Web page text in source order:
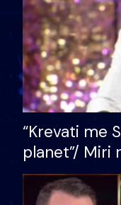
“Krevati me
planet”/
bukura në
mungojë